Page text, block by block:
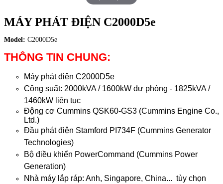
MÁY PHÁT ĐIỆN C2000D5e
Model: C2000D5e
THÔNG TIN CHUNG:
Máy phát điện C2000D5e
Công suất: 2000kVA / 1600kW dự phòng - 1825kVA /
1460kW liên tục
Động cơ Cummins QSK60-GS3 (Cummins Engine Co.,
Ltd.)
Đầu phát điện Stamford PI734F (Cummins Generator
Technologies)
Bộ điều khiển PowerCommand (Cummins Power
Generation)
Nhà máy lắp ráp: Anh, Singapore, China... tùy chọn